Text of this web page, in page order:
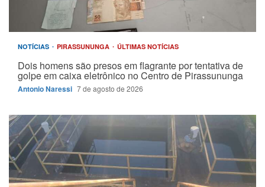
NOTÍCIAS PIRASSUNUNGA ÚLTIMAS NOTÍCIAS
Dois homens são presos em flagrante por tentativa de
golpe em caixa eletrônico no Centro de Pirassununga
Antonio Naressi 7 de agosto de 2026